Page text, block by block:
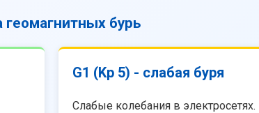
бурь
G1 (Kp 5) - слабая буря
Слабые колебания в электросетях.